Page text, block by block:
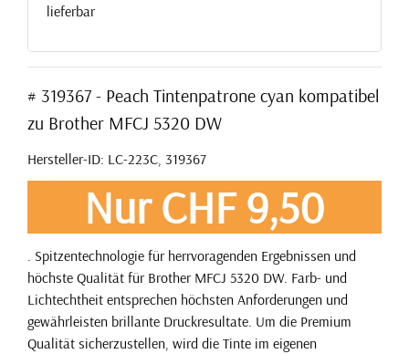
lieferbar
# 319367 - Peach Tintenpatrone cyan kompatibel
zu Brother MFCJ 5320 DW
Hersteller-ID: LC-223C, 319367
Nur CHF 9,50
. Spitzentechnologie für herrvoragenden Ergebnissen und
höchste Qualität für Brother MFCJ 5320 DW. Farb- und
Lichtechtheit entsprechen höchsten Anforderungen und
gewährleisten brillante Druckresultate. Um die Premium
Qualität sicherzustellen, wird die Tinte im eigenen